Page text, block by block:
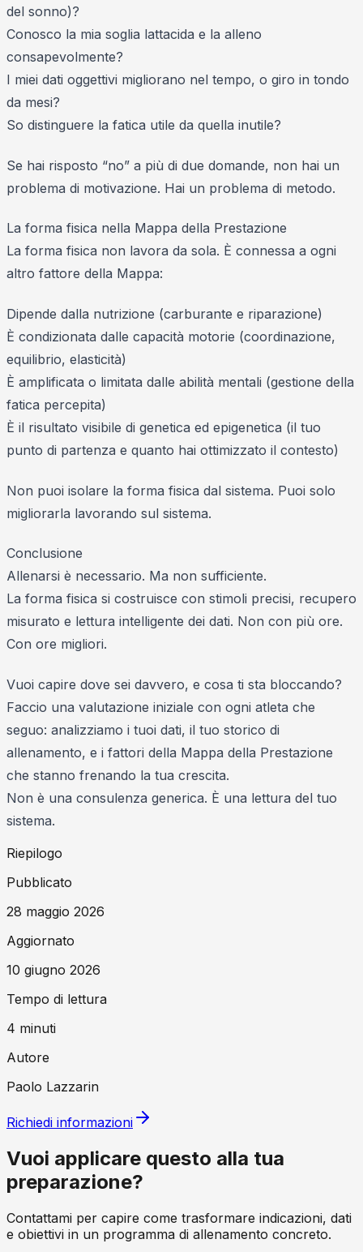
del sonno)?
Conosco la mia soglia lattacida e la alleno
consapevolmente?
I miei dati oggettivi migliorano nel tempo, o giro in tondo
da mesi?
So distinguere la fatica utile da quella inutile?
Se hai risposto “no” a più di due domande, non hai un
problema di motivazione. Hai un problema di metodo.
La forma fisica nella Mappa della Prestazione
La forma fisica non lavora da sola. È connessa a ogni
altro fattore della Mappa:
Dipende dalla nutrizione (carburante e riparazione)
È condizionata dalle capacità motorie (coordinazione,
equilibrio, elasticità)
È amplificata o limitata dalle abilità mentali (gestione della
fatica percepita)
È il risultato visibile di genetica ed epigenetica (il tuo
punto di partenza e quanto hai ottimizzato il contesto)
Non puoi isolare la forma fisica dal sistema. Puoi solo
migliorarla lavorando sul sistema.
Conclusione
Allenarsi è necessario. Ma non sufficiente.
La forma fisica si costruisce con stimoli precisi, recupero
misurato e lettura intelligente dei dati. Non con più ore.
Con ore migliori.
Vuoi capire dove sei davvero, e cosa ti sta bloccando?
Faccio una valutazione iniziale con ogni atleta che
seguo: analizziamo i tuoi dati, il tuo storico di
allenamento, e i fattori della Mappa della Prestazione
che stanno frenando la tua crescita.
Non è una consulenza generica. È una lettura del tuo
sistema.
Riepilogo
Pubblicato
28 maggio 2026
Aggiornato
10 giugno 2026
Tempo di lettura
4 minuti
Autore
Paolo Lazzarin
Richiedi informazioni
Vuoi applicare questo alla tua
preparazione?
Contattami per capire come trasformare indicazioni, dati
e obiettivi in un programma di allenamento concreto.